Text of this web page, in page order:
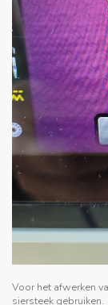
Voor het afwerken
siersteek gebruiken.